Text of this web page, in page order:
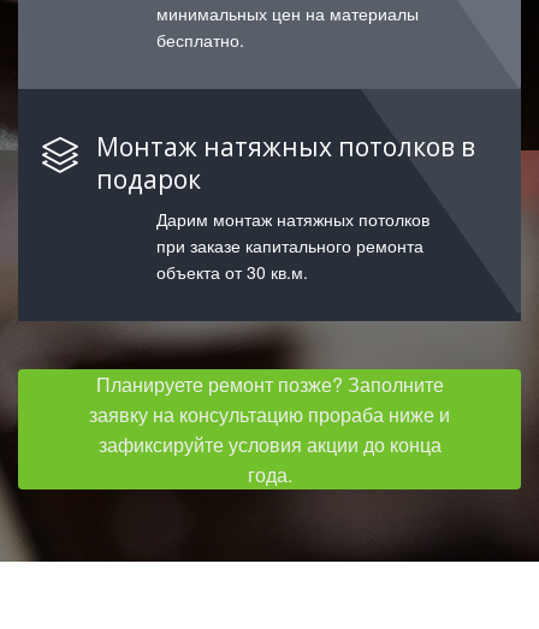
минимальных цен на материалы
бесплатно.
Монтаж натяжных потолков в
подарок
Дарим монтаж натяжных потолков
при заказе капитального ремонта
объекта от 30 кв.м.
Планируете ремонт позже? Заполните
заявку на консультацию прораба ниже и
зафиксируйте условия акции до конца
года.